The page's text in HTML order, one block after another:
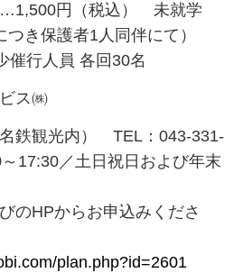
…1,500円（税込） 未就学
き保護者1人同伴にて）
行人員 各回30名
ス㈱
鉄観光内） TEL：043-331-
17:30／土日祝日および年末
のHPからお申込みくださ
plan.php?id=2601